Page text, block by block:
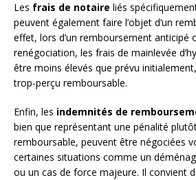
Les frais de notaire liés
peuvent également faire l’objet d’un
effet, lors d’un remboursement anticipé
renégociation, les frais de mainlevée
être moins élevés que prévu
trop-perçu remboursable.
Enfin, les indemnités de
bien que représentant une pénalité
remboursable, peuvent être négociées
certaines situations comme un
ou un cas de force majeure. Il convient